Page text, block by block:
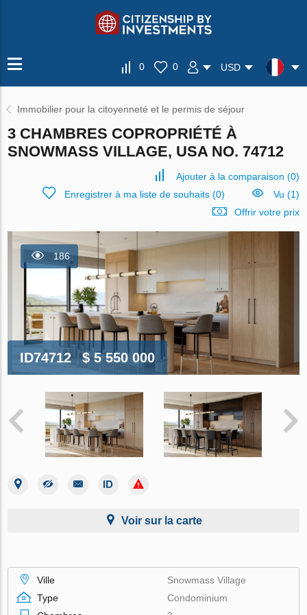
0 0 USD
Immobilier pour la citoyenneté et le permis de séjour
3 CHAMBRES COPROPRIÉTÉ À
SNOWMASS VILLAGE, USA NO. 74712
Ajouter à la comparaison (0)
Enregistrer à ma liste de souhaits(0)
Vu (1)
Offrir votre prix
186
ID74712 $ 5 550 000
Voir sur la carte
Ville
Snowmass Village
Type
Condominium